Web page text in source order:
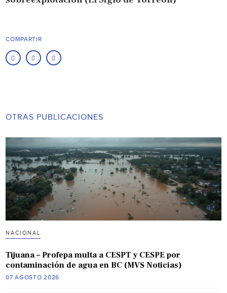
COMPARTIR
OTRAS PUBLICACIONES
NACIONAL
Tijuana – Profepa multa a CESPT y CESPE por
contaminación de agua en BC (MVS Noticias)
07 AGOSTO 2026